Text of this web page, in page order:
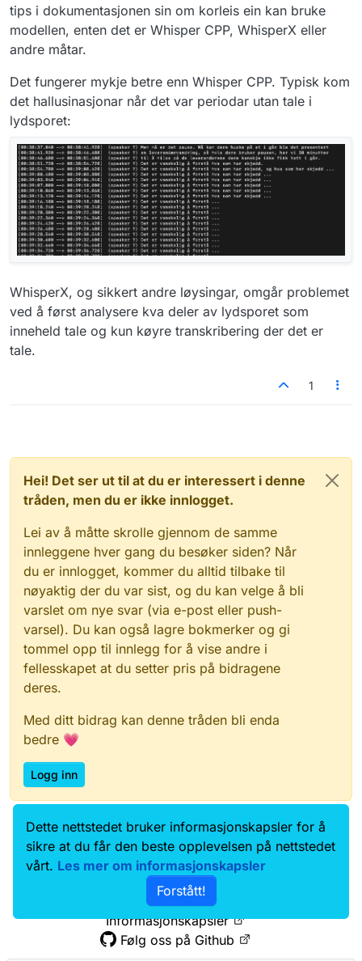
tips i dokumentasjonen sin om korleis ein kan bruke
modellen, enten det er Whisper CPP, WhisperX eller
andre måtar.
Det fungerer mykje betre enn Whisper CPP. Typisk kom
det hallusinasjonar når det var periodar utan tale i
lydsporet:
WhisperX, og sikkert andre løysingar, omgår problemet
ved å først analysere kva deler av lydsporet som
inneheld tale og kun køyre transkribering der det er
tale.
1
Hei! Det ser ut til at du er interessert i denne
tråden, men du er ikke innlogget.
Lei av å måtte skrolle gjennom de samme
innleggene hver gang du besøker siden? Når
du er innlogget, kommer du alltid tilbake til
nøyaktig der du var sist, og du kan velge å bli
varslet om nye svar (via e-post eller push-
varsel). Du kan også lagre bokmerker og gi
tommel opp til innlegg for å vise andre i
fellesskapet at du setter pris på bidragene
deres.
Med ditt bidrag kan denne tråden bli enda
bedre 💗
Logg inn
Data.norge.no
Kontakt oss
Samtykke og brukervilkår
Tilgjengelighetserklæring
Personvernerklæring
Informasjonskapsler
Følg oss på Github
Dette nettstedet bruker informasjonskapsler for å
sikre at du får den beste opplevelsen på nettstedet
vårt. Les mer om informasjonskapsler
Forstått!